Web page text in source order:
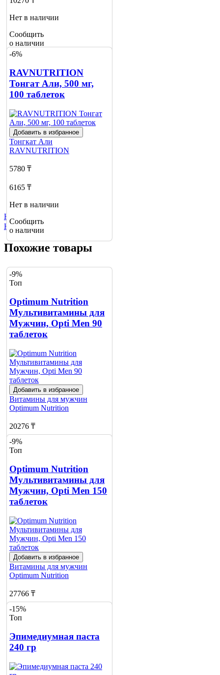
Нет в наличии
Сообщить
о наличии
-6%
RAVNUTRITION
Тонгат Али, 500 мг,
100 таблеток
Добавить в избранное
Тонгкат Али
RAVNUTRITION
5780 ₸
6165 ₸
Нет в наличии
Сообщить
о наличии
Не нашли нужный товар?
Нажмите сюда
Похожие товары
-9%
Топ
Optimum Nutrition
Мультивитамины для
Мужчин, Opti Men 90
таблеток
Добавить в избранное
Витамины для мужчин
Optimum Nutrition
20276 ₸
22304 ₸
12
-9%
Топ
Optimum Nutrition
Мультивитамины для
Мужчин, Opti Men 150
таблеток
Добавить в избранное
Витамины для мужчин
Optimum Nutrition
27766 ₸
30543 ₸
13
-15%
Топ
Эпимедиумная паста
240 гр